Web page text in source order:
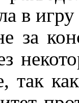
в
за
так